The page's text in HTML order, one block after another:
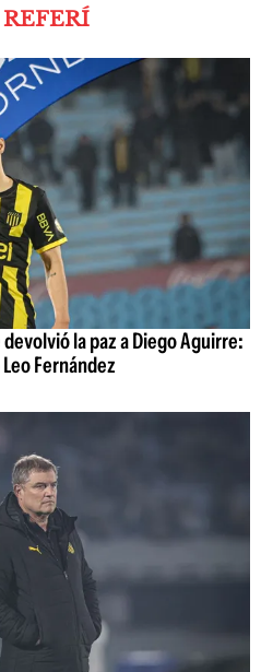
la paz a Diego Aguirre:
Fernández